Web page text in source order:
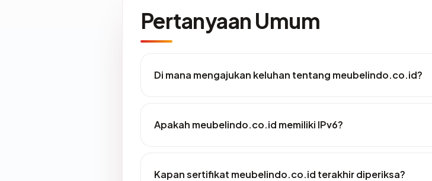
Pertanyaan Umum
Di mana mengajukan keluhan tentang meubelindo.co.id?
Apakah meubelindo.co.id memiliki IPv6?
Kapan sertifikat meubelindo.co.id terakhir diperiksa?